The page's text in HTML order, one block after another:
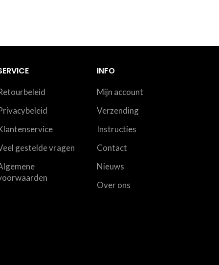
gestelde vragen
INFO
Mijn account
Verzending
Instructies
Contact
Nieuws
Over ons